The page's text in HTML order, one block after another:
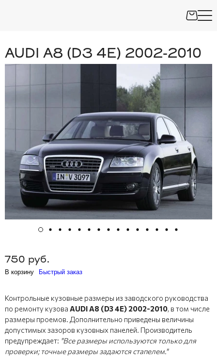
AUDI A8 (D3 4E) 2002-2010
750 руб.
В корзину Быстрый заказ
Контрольные кузовные размеры из заводского руководства
по ремонту кузова AUDI A8 (D3 4E) 2002-2010, в том числе
размеры проемов. Дополнительно приведены величины
допустимых зазоров кузовных панелей. Производитель
предупреждает: "Все размеры используются только для
проверки; точные размеры задаются стапелем."